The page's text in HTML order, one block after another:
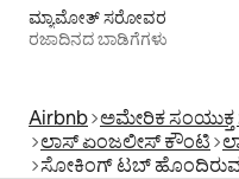
ಮ್ಯಾಮೋತ್ ಸರೋವರ
ರಜಾದಿನದ ಬಾಡಿಗೆಗಳು
Airbnb ಅಮೇರಿಕ ಸಂಯುಕ್ತ
ಲಾಸ್ ಏಂಜಲೀಸ್ ಕೌಂಟಿ
ಸೋಕಿಂಗ್ ಟಬ್ ಹೊಂದಿರುವ